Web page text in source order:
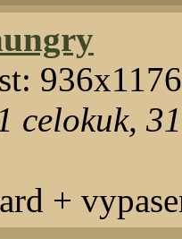
936x1176
celokuk,31
+